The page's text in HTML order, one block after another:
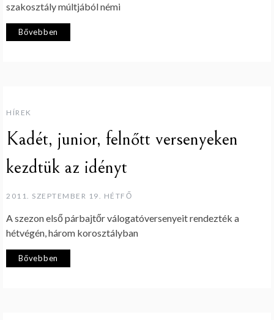
szakosztály múltjából némi
Bővebben
HÍREK
Kadét, junior, felnőtt versenyeken
kezdtük az idényt
2011. SZEPTEMBER 19. HÉTFŐ
A szezon első párbajtőr válogatóversenyeit rendezték a
hétvégén, három korosztályban
Bővebben